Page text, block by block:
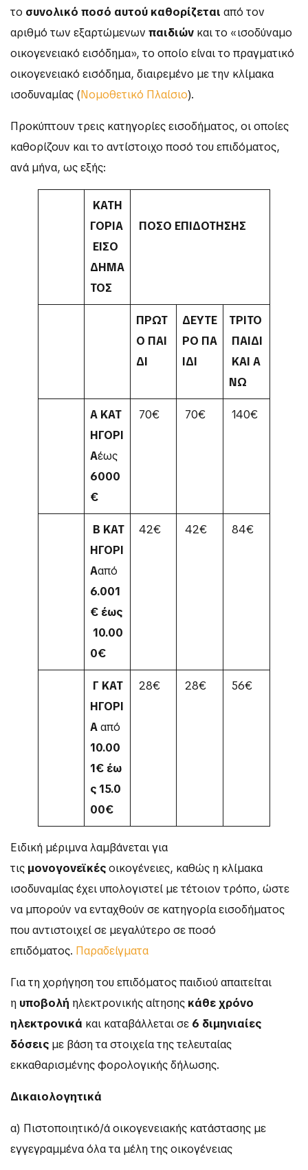
το συνολικό ποσό αυτού καθορίζεται από τον
αριθμό των εξαρτώμενων παιδιών και το «ισοδύναμο
οικογενειακό εισόδημα», το οποίο είναι το πραγματικό
οικογενειακό εισόδημα, διαιρεμένο με την κλίμακα
ισοδυναμίας (Νομοθετικό Πλαίσιο).
Προκύπτουν τρεις κατηγορίες εισοδήματος, οι οποίες
καθορίζουν και το αντίστοιχο ποσό του επιδόματος,
ανά μήνα, ως εξής:
ΚΑΤΗ
ΓΟΡΙΑ
ΕΙΣΟ
ΔΗΜΑ
ΤΟΣ
ΠΟΣΟ ΕΠΙΔΟΤΗΣΗΣ
ΠΡΩΤ
Ο ΠΑΙ
ΔΙ
ΔΕΥΤΕ
ΡΟ ΠΑ
ΙΔΙ
ΤΡΙΤΟ
ΠΑΙΔΙ
ΚΑΙ Α
ΝΩ
Α ΚΑΤ
ΗΓΟΡΙ
Αέως
6000
€
70€ 70€ 140€
Β ΚΑΤ
ΗΓΟΡΙ
Ααπό
6.001
€ έως
10.00
0€
42€ 42€ 84€
Γ ΚΑΤ
ΗΓΟΡΙ
Ααπό
10.00
1€ έω
ς 15.0
00€
28€ 28€ 56€
Ειδική μέριμνα λαμβάνεται για
τις μονογονεϊκέςοικογένειες, καθώς η κλίμακα
ισοδυναμίας έχει υπολογιστεί με τέτοιον τρόπο, ώστε
να μπορούν να ενταχθούν σε κατηγορία εισοδήματος
που αντιστοιχεί σε μεγαλύτερο σε ποσό
επιδόματος. Παραδείγματα
Για τη χορήγηση του επιδόματος παιδιού απαιτείται
η υποβολή ηλεκτρονικής αίτησης κάθε χρόνο
ηλεκτρονικά και καταβάλλεται σε 6 διμηνιαίες
δόσεις με βάση τα στοιχεία της τελευταίας
εκκαθαρισμένης φορολογικής δήλωσης.
Δικαιολογητικά
α) Πιστοποιητικό/ά οικογενειακής κατάστασης με
εγγεγραμμένα όλα τα μέλη της οικογένειας